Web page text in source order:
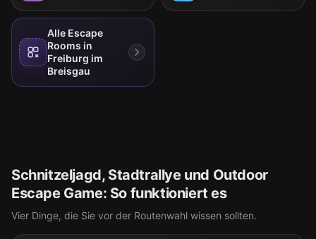
Alle Escape
Rooms in
Freiburg im
Breisgau
Schnitzeljagd, Stadtrallye und Outdoor
Escape Game: So funktioniert es
Vier Dinge, die Sie vor der Routenwahl wissen sollten.